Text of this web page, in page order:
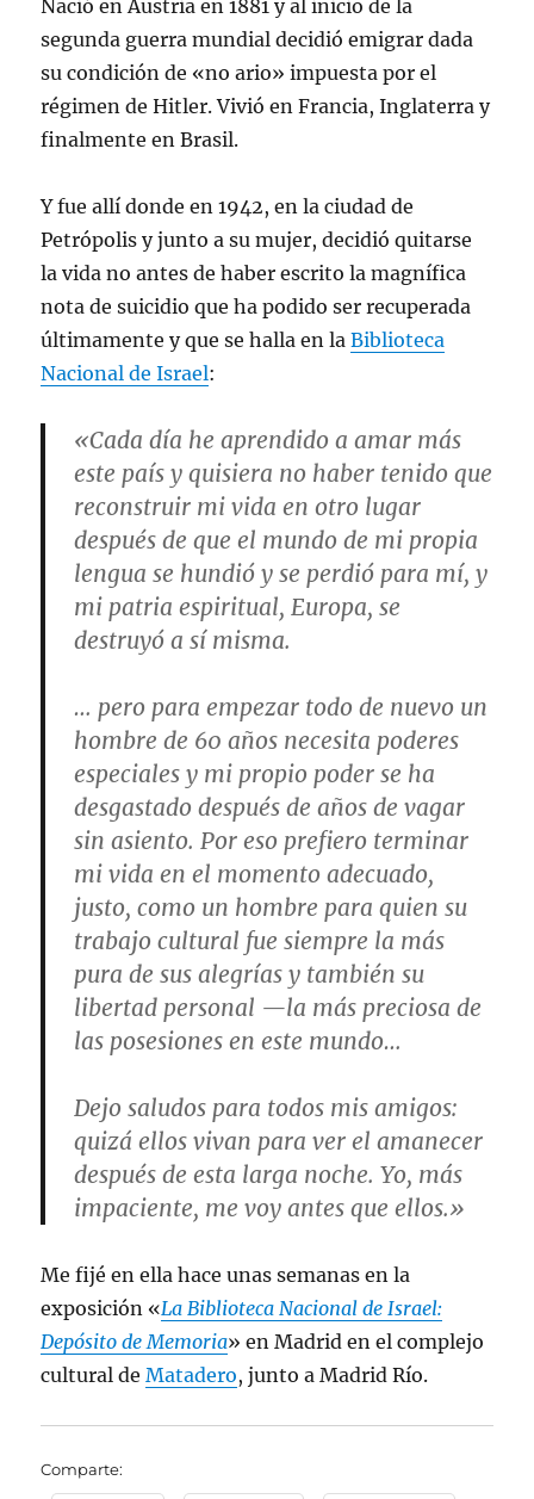
Nació en Austria en 1881 y al inicio de la
segunda guerra mundial decidió emigrar dada
su condición de «no ario» impuesta por el
régimen de Hitler. Vivió en Francia, Inglaterra y
finalmente en Brasil.
Y fue allí donde en 1942, en la ciudad de
Petrópolis y junto a su mujer, decidió quitarse
la vida no antes de haber escrito la magnífica
nota de suicidio que ha podido ser recuperada
últimamente y que se halla en laBiblioteca
Nacional de Israel:
«Cada día he aprendido a amar más
este país y quisiera no haber tenido que
reconstruir mi vida en otro lugar
después de que el mundo de mi propia
lengua se hundió y se perdió para mí, y
mi patria espiritual, Europa, se
destruyó a sí misma.
… pero para empezar todo de nuevo un
hombre de 60 años necesita poderes
especiales y mi propio poder se ha
desgastado después de años de vagar
sin asiento. Por eso prefiero terminar
mi vida en el momento adecuado,
justo, como un hombre para quien su
trabajo cultural fue siempre la más
pura de sus alegrías y también su
libertad personal —la más preciosa de
las posesiones en este mundo…
Dejo saludos para todos mis amigos:
quizá ellos vivan para ver el amanecer
después de esta larga noche. Yo, más
impaciente, me voy antes que ellos.»
Me fijé en ella hace unas semanas en la
exposición «La Biblioteca Nacional de Israel:
Depósito de Memoria» en Madrid en el complejo
cultural deMatadero, junto a Madrid Río.
Comparte: